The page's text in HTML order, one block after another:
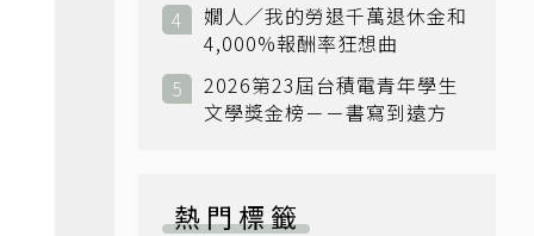
嫺人／我的勞退千萬退休金和
4,000%報酬率狂想曲
2026第23屆台積電青年學生
文學獎金榜－－書寫到遠方
熱門標籤